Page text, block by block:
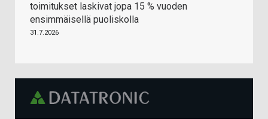
toimitukset laskivat jopa 15 % vuoden
ensimmäisellä puoliskolla
31.7.2026